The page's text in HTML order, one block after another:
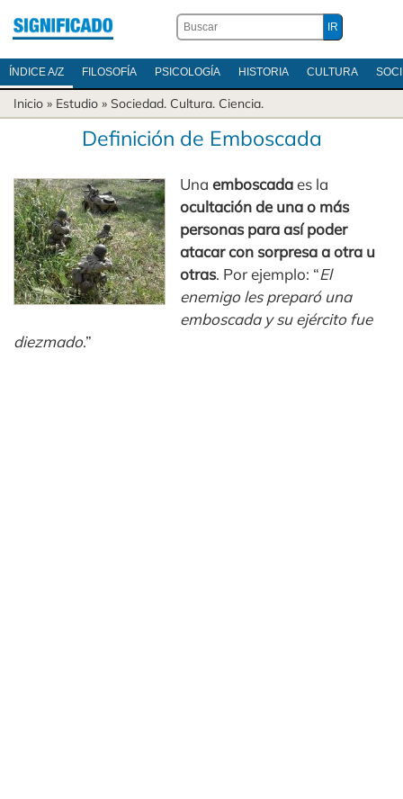
ÍNDICE A/Z FILOSOFÍA PSICOLOGÍA HISTORIA CULTURA
Inicio » Estudio » Sociedad. Cultura. Ciencia.
Definición de Emboscada
Unaemboscadaes la
ocultación de una o más
personas para así poder
atacar con sorpresa a otra u
otras. Por ejemplo: “El
enemigo les preparó una
emboscada y su ejército fue
diezmado.”